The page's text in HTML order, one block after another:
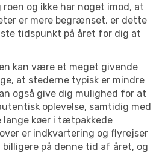
og ikke har noget imod, at
er mere begrænset, er dette
tidspunkt på året for dig at
kan være et meget givende
at stederne typisk er mindre
også give dig mulighed for at
oplevelse, samtidig med
lange køer i tætpakkede
er indkvartering og flyrejser
på denne tid af året, og